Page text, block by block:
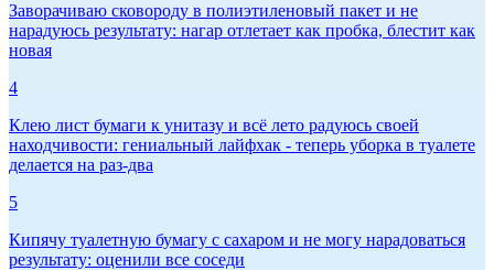
Заворачиваю сковороду в полиэтиленовый пакет и не
нарадуюсь результату: нагар отлетает как пробка, блестит как
новая
4
Клею лист бумаги к унитазу и всё лето радуюсь своей
находчивости: гениальный лайфхак - теперь уборка в туалете
делается на раз-два
5
Кипячу туалетную бумагу с сахаром и не могу нарадоваться
результату: оценили все соседи